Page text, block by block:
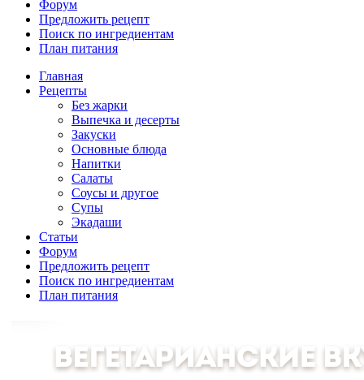
Форум
Предложить рецепт
Поиск по ингредиентам
План питания
Главная
Рецепты
Без жарки
Выпечка и десерты
Закуски
Основные блюда
Напитки
Салаты
Соусы и другое
Супы
Экадаши
Статьи
Форум
Предложить рецепт
Поиск по ингредиентам
План питания